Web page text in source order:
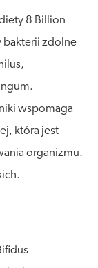
8 Billion
bakterii zdolne
wspomaga
która jest
organizmu.